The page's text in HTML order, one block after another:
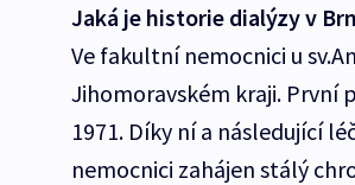
Jaká je historie dialýzy v
Ve fakultní nemocnici u
Jihomoravském kraji.
1971. Díky ní a následující
nemocnici zahájen stálý